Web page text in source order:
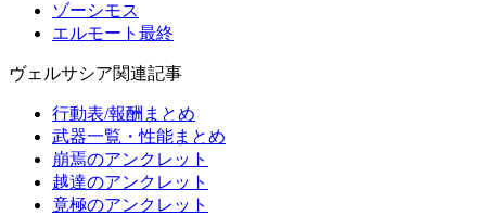
ゾーシモス
エルモート最終
ヴェルサシア関連記事
行動表/報酬まとめ
武器一覧・性能まとめ
崩焉のアンクレット
越達のアンクレット
竟極のアンクレット